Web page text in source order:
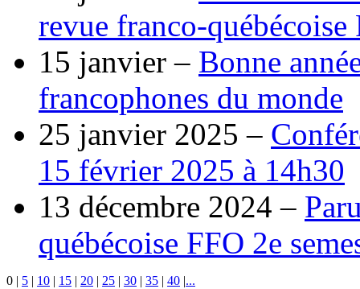
revue franco-québécoise
15 janvier – Bonne
francophones du monde
25 janvier 2025 –
15 février 2025 à 14h30
13 décembre 2024 –
québécoise FFO 2e
0 | 5 | 10 | 15 | 20 | 25 | 30 | 35 | 40 |...